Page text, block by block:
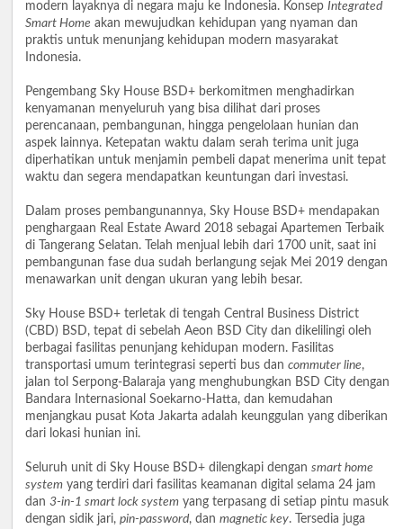
modern layaknya di negara maju ke Indonesia. Konsep Integrated
Smart Home akan mewujudkan kehidupan yang nyaman dan
praktis untuk menunjang kehidupan modern masyarakat
Indonesia.
Pengembang Sky House BSD+ berkomitmen menghadirkan
kenyamanan menyeluruh yang bisa dilihat dari proses
perencanaan, pembangunan, hingga pengelolaan hunian dan
aspek lainnya. Ketepatan waktu dalam serah terima unit juga
diperhatikan untuk menjamin pembeli dapat menerima unit tepat
waktu dan segera mendapatkan keuntungan dari investasi.
Dalam proses pembangunannya, Sky House BSD+ mendapakan
penghargaan Real Estate Award 2018 sebagai Apartemen Terbaik
di Tangerang Selatan. Telah menjual lebih dari 1700 unit, saat ini
pembangunan fase dua sudah berlangung sejak Mei 2019 dengan
menawarkan unit dengan ukuran yang lebih besar.
Sky House BSD+ terletak di tengah Central Business District
(CBD) BSD, tepat di sebelah Aeon BSD City dan dikelilingi oleh
berbagai fasilitas penunjang kehidupan modern. Fasilitas
transportasi umum terintegrasi seperti bus dan commuter line,
jalan tol Serpong-Balaraja yang menghubungkan BSD City dengan
Bandara Internasional Soekarno-Hatta, dan kemudahan
menjangkau pusat Kota Jakarta adalah keunggulan yang diberikan
dari lokasi hunian ini.
Seluruh unit di Sky House BSD+ dilengkapi dengan smart home
system yang terdiri dari fasilitas keamanan digital selama 24 jam
dan 3-in-1 smart lock system yang terpasang di setiap pintu masuk
dengan sidik jari, pin-password, dan magnetic key. Tersedia juga